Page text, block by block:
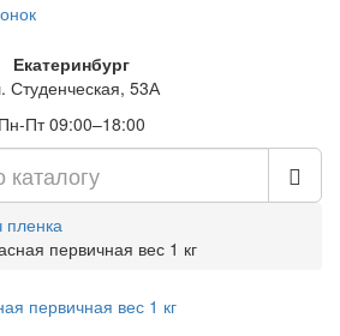
Екатеринбург
Студенческая, 53А
Пн-Пт 09:00–18:00
пленка
первичная вес 1 кг